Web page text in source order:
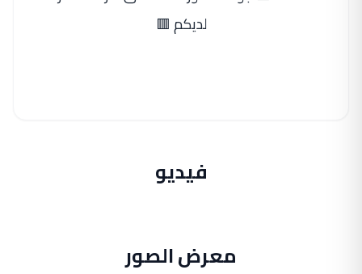
لديكم 🟥
فيديو
معرض الصور